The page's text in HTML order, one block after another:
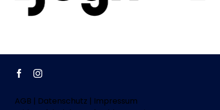
AGB | Datenschutz | Impressum